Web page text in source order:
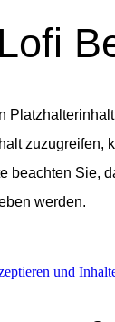
zuzugreifen,
beachten Sie,
werden.
und